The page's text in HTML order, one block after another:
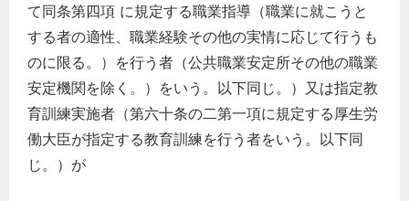
て同条第四項 に規定する職業指導（職業に就こうと
する者の適性、職業経験その他の実情に応じて行うも
のに限る。）を行う者（公共職業安定所その他の職業
安定機関を除く。）をいう。以下同じ。）又は指定教
育訓練実施者（第六十条の二第一項に規定する厚生労
働大臣が指定する教育訓練を行う者をいう。以下同
じ。）が